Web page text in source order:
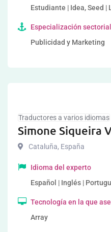
Estudiante | Idea, Seed
Especialización sectorial
Publicidad y Marketing
Traductores a varios idiomas
Simone Siqueira
Cataluña, España
Idioma del experto
Español | Inglés |
Tecnología en la que
Array